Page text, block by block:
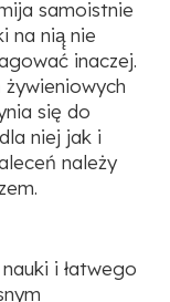
samoistnie
na nią̨ nie
inaczej.
się do
niej jak i
należy
i łatwego